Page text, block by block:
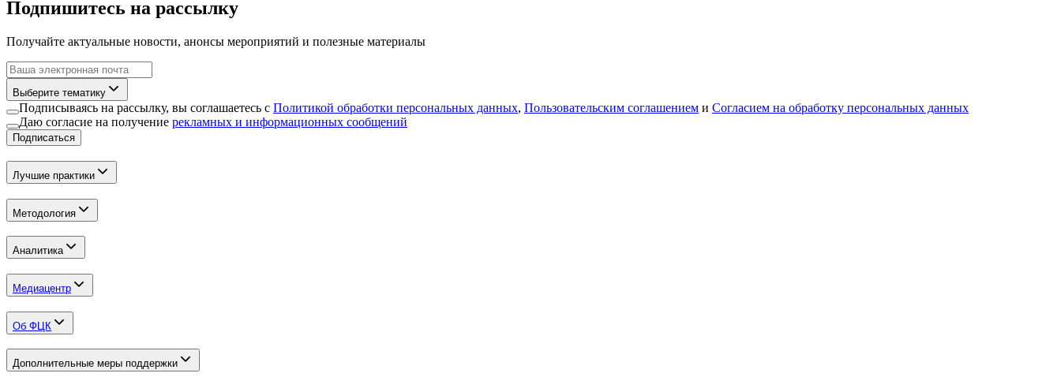
Подпишитесь на рассылку
Получайте актуальные новости, анонсы мероприятий и полезные материалы
Выберите тематику
Подписываясь на рассылку, вы соглашаетесь с Политикой обработки персональных данных, Пользовательским соглашением и Согласием на обработку персональных данных
Даю согласие на получение рекламных и информационных сообщений
Подписаться
Лучшие практики
Методология
Аналитика
Медиацентр
Об ФЦК
Дополнительные меры поддержки